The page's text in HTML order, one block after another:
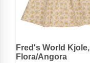
Fred's World Kjole,
Flora/Angora